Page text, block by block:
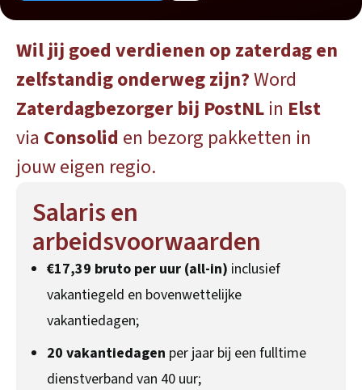
Wil jij goed verdienen op zaterdag en
zelfstandig onderweg zijn?Word
Zaterdagbezorger bij PostNL in Elst
via Consolid en bezorg pakketten in
jouw eigen regio.
Salaris en
arbeidsvoorwaarden
€17,39 bruto per uur (all-in) inclusief
vakantiegeld en bovenwettelijke
vakantiedagen;
20 vakantiedagen per jaar bij een fulltime
dienstverband van 40 uur;